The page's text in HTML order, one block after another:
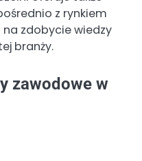
z rynkiem
zdobycie wiedzy
branży.
zawodowe w